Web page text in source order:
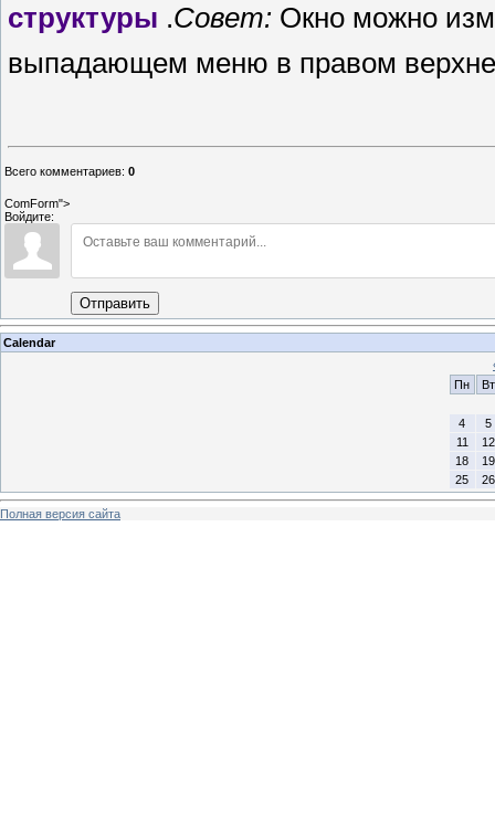
структуры .Совет: Окно можно
выпадающем меню в правом
Всего комментариев: 0
ComForm">
Войдите:
Отправить
Calendar
Пн
Вт
4
5
11
12
18
19
25
26
Полная версия сайта